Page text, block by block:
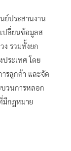
ย์ประสานงาน
ปลี่ยนข้อมูลส
ง รวมทั้งยก
ประเทศ โดย
รลูกค้า และจัด
วนการหลอก
มีกฎหมาย